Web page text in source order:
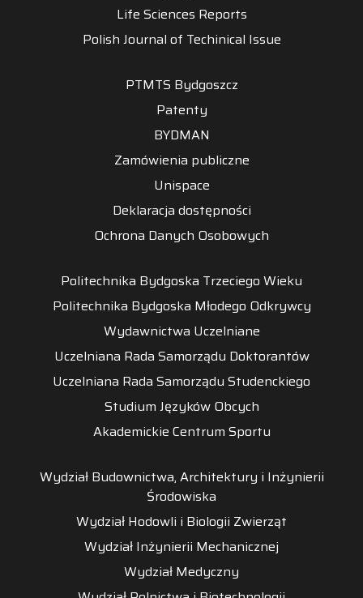
Life Sciences Reports
Polish Journal of Techinical Issue
PTMTS Bydgoszcz
Patenty
BYDMAN
Zamówienia publiczne
Unispace
Deklaracja dostępności
Ochrona Danych Osobowych
Politechnika Bydgoska Trzeciego Wieku
Politechnika Bydgoska Młodego Odkrywcy
Wydawnictwa Uczelniane
Uczelniana Rada Samorządu Doktorantów
Uczelniana Rada Samorządu Studenckiego
Studium Języków Obcych
Akademickie Centrum Sportu
Wydział Budownictwa, Architektury i Inżynierii
Środowiska
Wydział Hodowli i Biologii Zwierząt
Wydział Inżynierii Mechanicznej
Wydział Medyczny